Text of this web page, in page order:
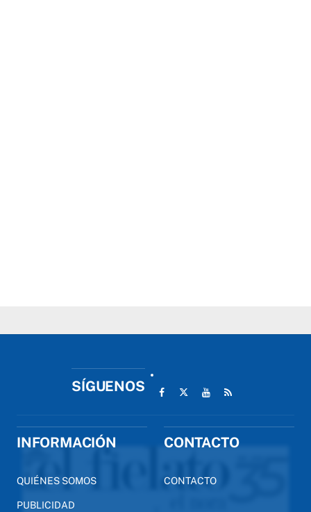
SÍGUENOS
INFORMACIÓN
QUIÉNES SOMOS
PUBLICIDAD
CONTACTO
CONTACTO